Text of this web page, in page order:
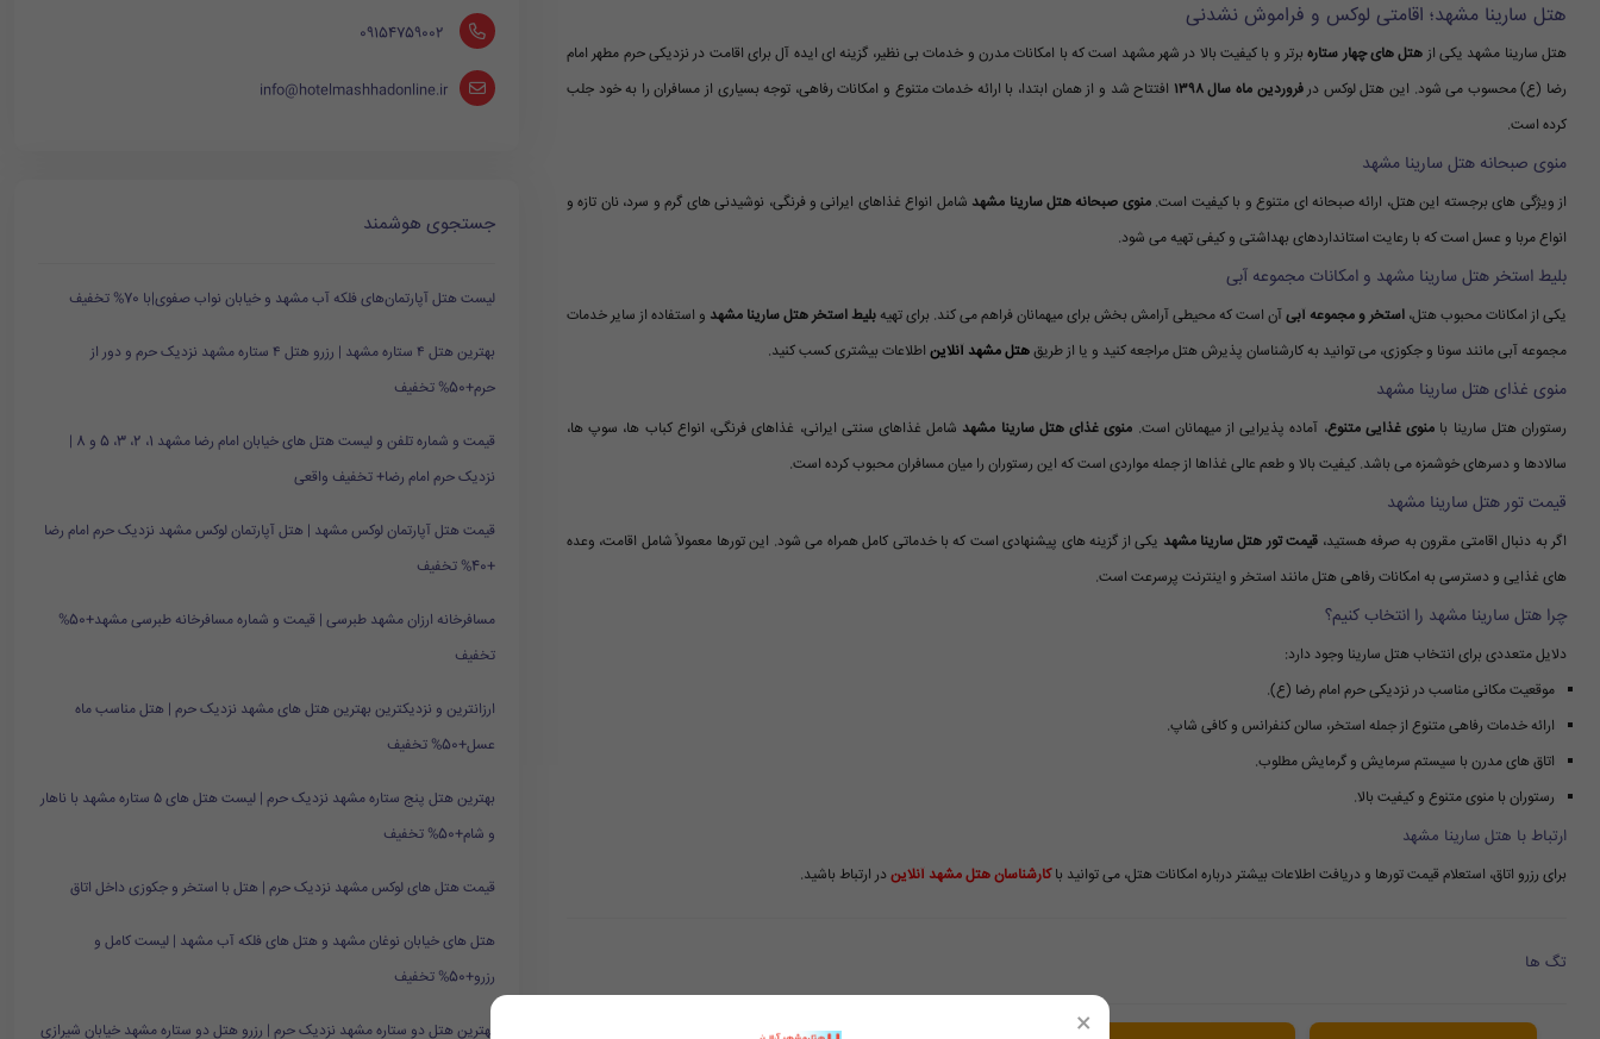
هتل سارینا مشهد؛ اقامتی لوکس و فراموش نشدنی
هتل سارینا مشهد یکی ازهتل های چهار ستارهبرتر و با کیفیت بالا در شهر مشهد است که با امکانات مدرن و خدمات بی نظیر، گزینه ای ایده آل برای اقامت در نزدیکی حرم مطهر امام
رضا (ع) محسوب می شود. این هتل لوکس درفروردین ماه سال ۱۳۹۸
افتتاح شد و از همان ابتدا، با ارائه خدمات متنوع و امکانات رفاهی، توجه بسیاری از مسافران را به خود جلب
کرده است.
منوی صبحانه هتل سارینا مشهد
از ویژگی های برجسته این هتل، ارائه صبحانه ای متنوع و با کیفیت است.منوی صبحانه هتل سارینا مشهد شامل انواع غذاهای ایرانی و فرنگی، نوشیدنی های گرم و سرد، نان تازه و
انواع مربا و عسل است که با رعایت استانداردهای بهداشتی و کیفی تهیه می شود.
بلیط استخر هتل سارینا مشهد و امکانات مجموعه آبی
یکی از امکانات محبوب هتل، استخر و مجموعه آبیآن است که محیطی آرامش بخش برای میهمانان فراهم می کند. برای تهیه بلیط استخر هتل سارینا مشهد و استفاده از سایر خدمات
مجموعه آبی مانند سونا و جکوزی، می توانید به کارشناسان پذیرش هتل مراجعه کنید و یا از طریقهتل مشهد آنلاین اطلاعات بیشتری کسب کنید.
منوی غذای هتل سارینا مشهد
رستوران هتل سارینا با منوی غذایی متنوع، آماده پذیرایی از میهمانان است. منوی غذای هتل سارینا مشهد شامل غذاهای سنتی ایرانی، غذاهای فرنگی، انواع کباب ها، سوپ ها،
سالادها و دسرهای خوشمزه می باشد. کیفیت بالا و طعم عالی غذاها از جمله مواردی است که این رستوران را میان مسافران محبوب کرده است.
قیمت تور هتل سارینا مشهد
اگر به دنبال اقامتی مقرون به صرفه هستید، قیمت تور هتل سارینا مشهد یکی از گزینه های پیشنهادی است که با خدماتی کامل همراه می شود. این تورها معمولاً شامل اقامت، وعده
های غذایی و دسترسی به امکانات رفاهی هتل مانند استخر و اینترنت پرسرعت است.
چرا هتل سارینا مشهد را انتخاب کنیم؟
دلایل متعددی برای انتخاب هتل سارینا وجود دارد:
موقعیت مکانی مناسب در نزدیکی حرم امام رضا (ع).
ارائه خدمات رفاهی متنوع از جمله استخر، سالن کنفرانس و کافی شاپ.
اتاق های مدرن با سیستم سرمایش و گرمایش مطلوب.
رستوران با منوی متنوع و کیفیت بالا.
ارتباط با هتل سارینا مشهد
برای رزرو اتاق، استعلام قیمت تورها و دریافت اطلاعات بیشتر درباره امکانات هتل، می توانید باکارشناسان هتل مشهد آنلایندر ارتباط باشید.
تگ ها
‪ 09154759002
info@hotelmashhadonline.ir
جستجوی هوشمند
لیست هتل آپارتمان‌های فلکه آب مشهد و خیابان نواب صفوی|با 70% تخفیف
بهترین هتل ۴ ستاره مشهد | رزرو هتل ۴ ستاره مشهد نزدیک حرم و دور از
حرم+50% تخفیف
قیمت و شماره تلفن و لیست هتل های خیابان امام رضا مشهد 1، 2، 3، 5 و 8 |
نزدیک حرم امام رضا+ تخفیف واقعی
قیمت هتل آپارتمان لوکس مشهد | هتل آپارتمان لوکس مشهد نزدیک حرم امام رضا
+40% تخفیف
مسافرخانه ارزان مشهد طبرسی | قیمت و شماره مسافرخانه طبرسی مشهد+50%
تخفیف
ارزانترین و نزدیکترین بهترین هتل های مشهد نزدیک حرم | هتل مناسب ماه
عسل+50% تخفیف
بهترین هتل پنج ستاره مشهد نزدیک حرم | لیست هتل های ۵ ستاره مشهد با ناهار
و شام+50% تخفیف
قیمت هتل های لوکس مشهد نزدیک حرم | هتل با استخر و جکوزی داخل اتاق
هتل های خیابان نوغان مشهد و هتل های فلکه آب مشهد | لیست کامل و
رزرو+50% تخفیف
بهترین هتل دو ستاره مشهد نزدیک حرم | رزرو هتل دو ستاره مشهد خیابان شیرازی
×